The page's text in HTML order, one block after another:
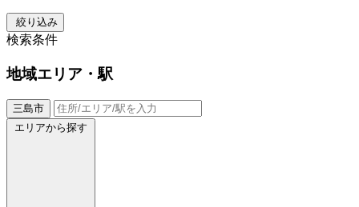
絞り込み
検索条件
地域エリア・駅
三島市
エリアから探す